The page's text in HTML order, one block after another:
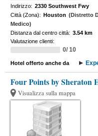
Indirizzo: 2330 Southwest Fwy
Città (Zona): Houston (Distretto
Medico)
Distanza dal centro città: 3.54 km
Valutazione clienti:
0/ 10
Hotel offerto anche da
Four Points by Sheraton
Visualizza sulla mappa